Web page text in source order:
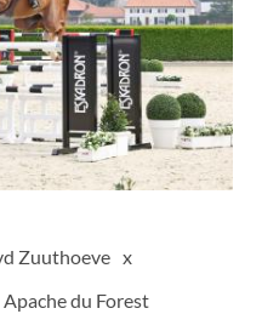
Zuuthoeve
Apache du Forest